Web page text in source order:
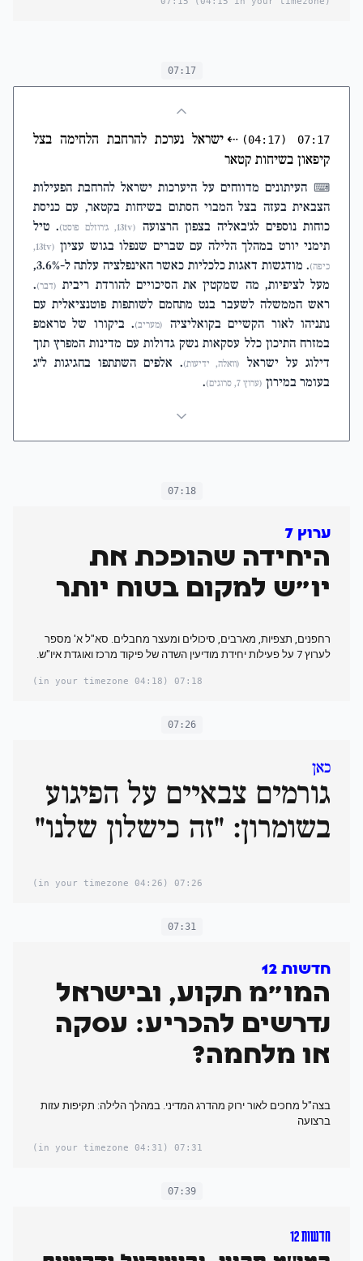
07:17
07:17
(04:17)
⇠ישראל נערכת להרחבת הלחימה בצל
קיפאון בשיחות קטאר
⌨ העיתונים מדווחים על היערכות ישראל להרחבת הפעילות
הצבאית בעזה בצל המבוי הסתום בשיחות בקטאר, עם כניסת
כוחות נוספים לג׳באליה בצפון הרצועה (13tv, ג׳רוזלם פוסט)
. טיל
תימני יורט במהלך הלילה עם שברים שנפלו בגוש עציון
(13tv,
כיפה)
. מודגשות דאגות כלכליות כאשר האינפלציה עלתה ל-3.6%,
מעל לציפיות, מה שמקטין את הסיכויים להורדת ריבית (דבר).
ראש הממשלה לשעבר בנט מתחמם לשותפות פוטנציאלית עם
נתניהו לאור הקשיים בקואליציה
(מעריב). ביקורו של טראמפ
במזרח התיכון כלל עסקאות נשק גדולות עם מדינות המפרץ תוך
דילוג על ישראל (וואלה, ידיעות). אלפים השתתפו בחגיגות ל״ג
בעומר במירון (ערוץ 7, סרוגים) .
07:18
ערוץ 7
היחידה שהופכת את
יו"ש למקום בטוח יותר
רחפנים, תצפיות, מארבים, סיכולים ומעצר מחבלים. סא"ל א' מספר
לערוץ 7 על פעילות יחידת מודיעין השדה של פיקוד מרכז ואוגדת איו"ש.
07:18
(04:18 in your timezone)
07:26
כאן
גורמים צבאיים על הפיגוע
בשומרון: "זה כישלון שלנו"
07:26
(04:26 in your timezone)
07:31
חדשות 12
המו"מ תקוע, ובישראל
נדרשים להכריע: עסקה
או מלחמה?
בצה"ל מחכים לאור ירוק מהדרג המדיני. במהלך הלילה: תקיפות עזות
ברצועה
07:31
(04:31 in your timezone)
07:39
חדשות 12